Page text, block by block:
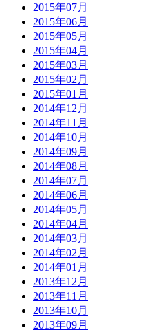
2015年07月
2015年06月
2015年05月
2015年04月
2015年03月
2015年02月
2015年01月
2014年12月
2014年11月
2014年10月
2014年09月
2014年08月
2014年07月
2014年06月
2014年05月
2014年04月
2014年03月
2014年02月
2014年01月
2013年12月
2013年11月
2013年10月
2013年09月